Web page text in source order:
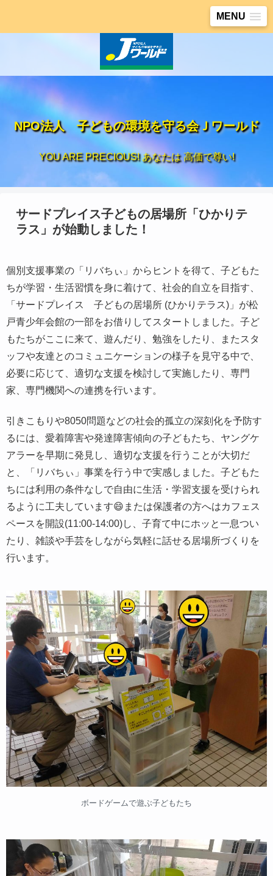
MENU
NPO法人 子どもの環境を守る会Ｊワールド
YOU ARE PRECIOUS! あなたは 高価で尊い!
サードプレイス子どもの居場所「ひかりテ
ラス」が始動しました！
個別支援事業の「リバちぃ」からヒントを得て、子どもた
ちが学習・生活習慣を身に着けて、社会的自立を目指す、
「サードプレイス 子どもの居場所 (ひかりテラス)」が松
戸青少年会館の一部をお借りしてスタートしました。子ど
もたちがここに来て、遊んだり、勉強をしたり、またスタ
ッフや友達とのコミュニケーションの様子を見守る中で、
必要に応じて、適切な支援を検討して実施したり、専門
家、専門機関への連携を行います。
引きこもりや8050問題などの社会的孤立の深刻化を予防す
るには、愛着障害や発達障害傾向の子どもたち、ヤングケ
アラーを早期に発見し、適切な支援を行うことが大切だ
と、「リバちぃ」事業を行う中で実感しました。子どもた
ちには利用の条件なしで自由に生活・学習支援を受けられ
るように工夫しています😄または保護者の方へはカフェス
ペースを開設(11:00-14:00)し、子育て中にホッと一息つい
たり、雑談や手芸をしながら気軽に話せる居場所づくりを
行います。
ボードゲームで遊ぶ子どもたち